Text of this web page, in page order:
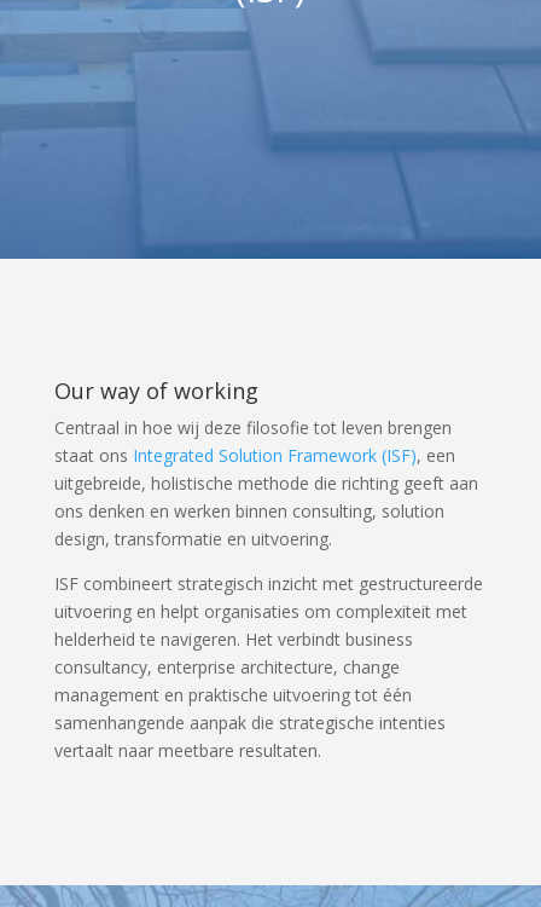
Our way of working
Centraal in hoe wij deze filosofie tot leven brengen
staat ons Integrated Solution Framework (ISF), een
uitgebreide, holistische methode die richting geeft aan
ons denken en werken binnen consulting, solution
design, transformatie en uitvoering.
ISF combineert strategisch inzicht met gestructureerde
uitvoering en helpt organisaties om complexiteit met
helderheid te navigeren. Het verbindt business
consultancy, enterprise architecture, change
management en praktische uitvoering tot één
samenhangende aanpak die strategische intenties
vertaalt naar meetbare resultaten.